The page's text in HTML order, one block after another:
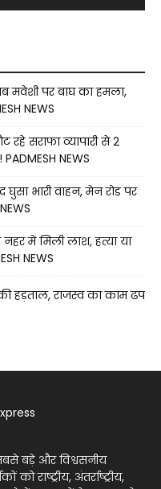
मवेशी पर बाघ का हमला,
NEWS
रहे सराफा व्यापारी से 2
NEWS
घुसा भारी वाहन, मेन रोड पर
में मिली लाश, हत्या या
NEWS
हड़ताल, राजस्व का काम ढप
बड़े और विश्वसनीय
राष्ट्रीय, अंतर्राष्ट्रीय,